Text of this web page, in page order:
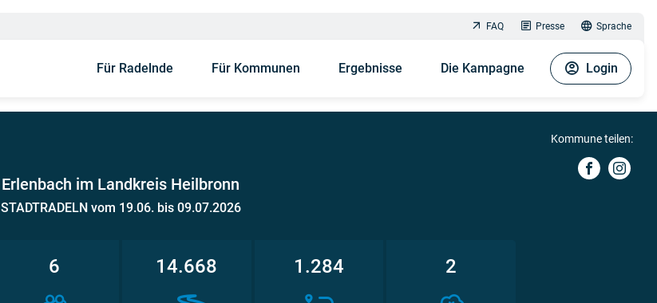
FAQ Presse Sprache
Für Radelnde Für Kommunen Ergebnisse Die Kampagne Login
Erlenbach im Landkreis Heilbronn
STADTRADELN vom 19.06. bis 09.07.2026
6 14.668 1.284 2
Kommune teilen: